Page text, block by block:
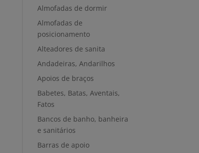
Almofadas de dormir
Almofadas de
posicionamento
Alteadores de sanita
Andadeiras, Andarilhos
Apoios de braços
Babetes, Batas, Aventais,
Fatos
Bancos de banho, banheira
e sanitários
Barras de apoio